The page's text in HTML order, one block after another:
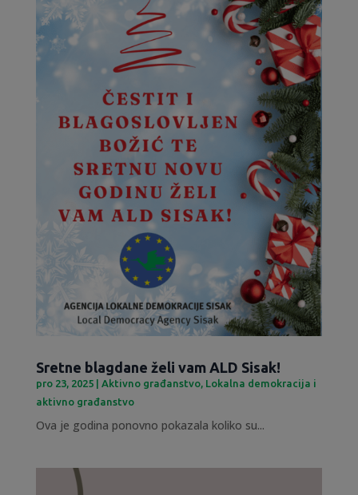
Sretne blagdane želi vam ALD Sisak!
pro 23, 2025| Aktivno građanstvo, Lokalna demokracija i
aktivno građanstvo
Ova je godina ponovno pokazala koliko su...